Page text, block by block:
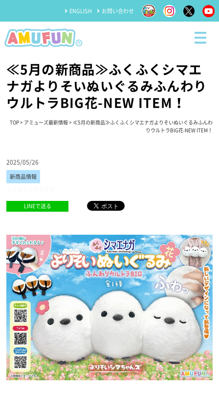
ENGLISH お問い合わせ
≪5月の新商品≫ふくふくシマエ
ナガよりそいぬいぐるみふんわり
ウルトラBIG花-NEW ITEM！
TOP> アミューズ最新情報> ≪5月の新商品≫ふくふくシマエナガよりそいぬいぐるみふんわ
りウルトラBIG花-NEW ITEM！
2025/05/26
新商品情報
LINEで送る